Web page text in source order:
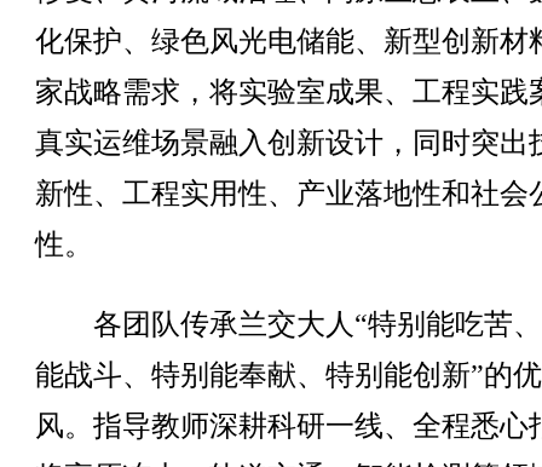
化保护、绿色风光电储能、新型创新材
家战略需求，将实验室成果、工程实践
真实运维场景融入创新设计，同时突出
新性、工程实用性、产业落地性和社会
性。
各团队传承兰交大人“特别能吃苦
能战斗、特别能奉献、特别能创新”的
风。指导教师深耕科研一线、全程悉心